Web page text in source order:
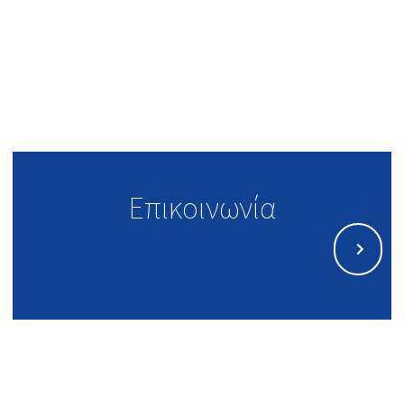
Επικοινωνία